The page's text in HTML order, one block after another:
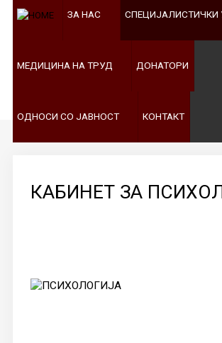
МЕДИЦИНА
ОДНОСИ
СО
ЗА НАС СПЕЦИЈАЛИСТИЧКИ
МЕДИЦИНА НА ТРУД ДОНАТОРИ
ОДНОСИ СО ЈАВНОСТ КОНТАКТ
КАБИНЕТ ЗА